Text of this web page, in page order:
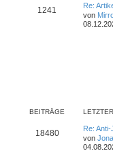
1241
Re:
von
BEITRÄGE
18480
Re:
von